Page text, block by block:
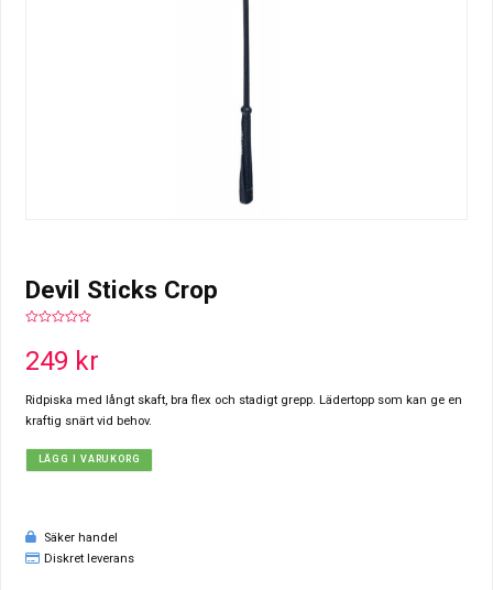
Devil Sticks Crop
of
5
249 kr
Ridpiska med långt skaft, bra flex och stadigt grepp. Lädertopp som kan ge en
kraftig snärt vid behov.
LÄGG I VARUKORG
Säker handel
Diskret leverans